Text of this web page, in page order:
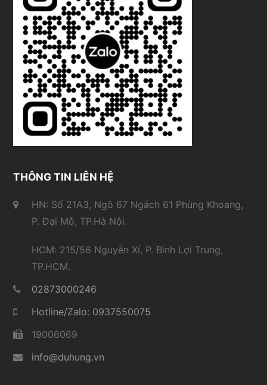
THÔNG TIN LIÊN HỆ
HN: Số 21A3, Ngõ 67 Ngách 61 Phùng Khoang,
P. Đại Mỗ, TP.Hà Nội.
HCM: 215/56 Nguyễn Xí, P. Bình Lợi Trung,
TP.HCM.
02873000246
Hotline/Zalo: 0937550075
19006069
info@duhung.vn